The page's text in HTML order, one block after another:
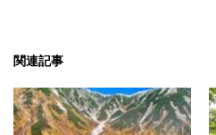
関連記事